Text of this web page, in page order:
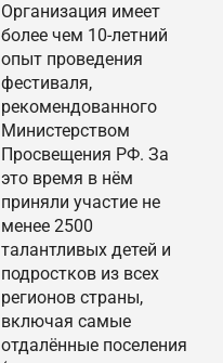
Организация имеет
более чем 10-летний
опыт проведения
фестиваля,
рекомендованного
Министерством
Просвещения РФ. За
это время в нём
приняли участие не
менее 2500
талантливых детей и
подростков из всех
регионов страны,
включая самые
отдалённые поселения